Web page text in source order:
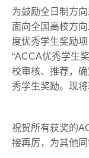
为鼓励全日制方
面向全国高校方
度优秀学生奖励
“ACCA优秀学生
校审核、推荐，
秀学生奖励。现
祝贺所有获奖的
接再厉，为其他同